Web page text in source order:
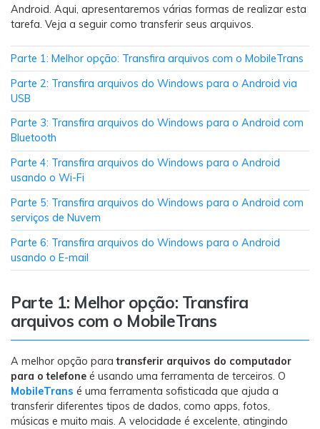
WhatsApp para o computador. E restaurar
backups facilmente.
Recuperar visulização única de WhatsApp
WhatsApp — fotos, vídeos e mensagens de voz.
App
Mutsapper
Transferir dados do WhatsApp e WhatsApp
Business sem redefinição de fábrica.
Transferir dados do telefone, dados do
WhatsApp e arquivos entre dispositivos.
WeLastseen
O WeLastseen mantém seu WhatsApp conectado
e informado.
Android. Aqui, apresentaremos várias formas de realizar esta
tarefa. Veja a seguir como transferir seus arquivos.
Parte 1: Melhor opção: Transfira arquivos com o MobileTrans
Parte 2: Transfira arquivos do Windows para o Android via
USB
Parte 3: Transfira arquivos do Windows para o Android com
Bluetooth
Parte 4: Transfira arquivos do Windows para o Android
usando o Wi-Fi
Parte 5: Transfira arquivos do Windows para o Android com
serviços de Nuvem
Parte 6: Transfira arquivos do Windows para o Android
usando o E-mail
Parte 1: Melhor opção: Transfira
arquivos com o MobileTrans
A melhor opção paratransferir arquivos do computador
para o telefone é usando uma ferramenta de terceiros. O
MobileTrans é uma ferramenta sofisticada que ajuda a
transferir diferentes tipos de dados, como apps, fotos,
músicas e muito mais. A velocidade é excelente, atingindo